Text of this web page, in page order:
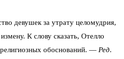
девушек за утрату целомудрия,
К слову сказать, Отелло
обоснований. — Ред.